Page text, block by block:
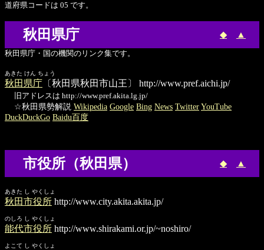
道府県コードは 05 です。
秋田県庁 ◆ ▲
秋田県庁・国の機関のリンク集です。
あきた けん ちょう
秋田県庁 〔秋田県秋田市山王〕 http://www.pref.aichi.jp/
旧アドレスは http://www.pref.akita.lg.jp/
☆秋田県勢解説 Wikipedia Google Bing News Twitter YouTube
DuckDuckGo Baidu百度
市役所（秋田県） ◆ ▲
あきた し やくしょ
秋田市役所 http://www.city.akita.akita.jp/
のしろ し やくしょ
能代市役所 http://www.shirakami.or.jp/~noshiro/
よこて し やくしょ